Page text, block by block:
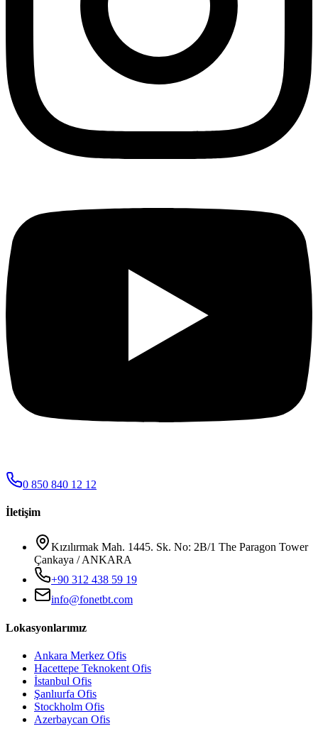
0 850 840 12 12
İletişim
Kızılırmak Mah. 1445. Sk. No: 2B/1 The Paragon Tower
Çankaya / ANKARA
+90 312 438 59 19
info@fonetbt.com
Lokasyonlarımız
Ankara Merkez Ofis
Hacettepe Teknokent Ofis
İstanbul Ofis
Şanlıurfa Ofis
Stockholm Ofis
Azerbaycan Ofis